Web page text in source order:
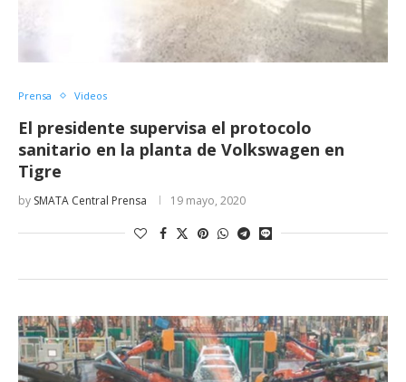
Prensa Videos
El presidente supervisa el protocolo
sanitario en la planta de Volkswagen en
Tigre
by SMATA Central Prensa 19 mayo, 2020